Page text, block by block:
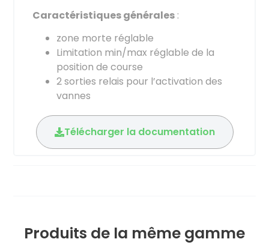
Caractéristiques générales :
zone morte réglable
Limitation min/max réglable de la
position de course
2 sorties relais pour l’activation des
vannes
Télécharger la documentation
Produits de la même gamme